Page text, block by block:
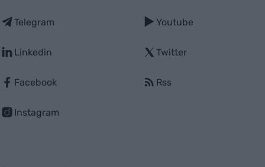
Telegram
Linkedin
Facebook
Instagram
Youtube
Twitter
Rss